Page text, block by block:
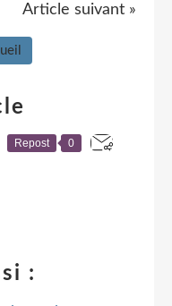
Article suivant »
Repost 0
: